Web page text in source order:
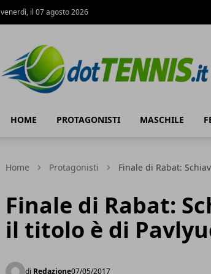
venerdì, il 07 agosto 2026
HOME PROTAGONISTI MASCHILE
Home Protagonisti Finale di Rabat:
Finale di Rabat:
il titolo è di
di Redazione07/05/2017